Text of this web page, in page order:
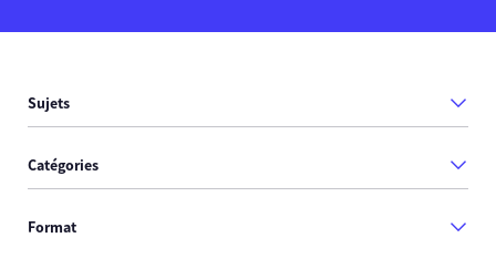
Sujets
Catégories
Format